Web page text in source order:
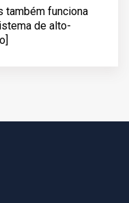
também funciona
de alto-